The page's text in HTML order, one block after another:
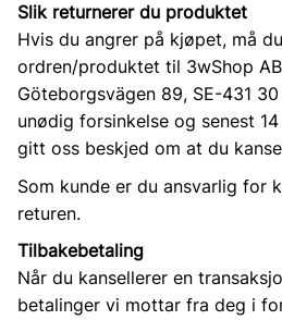
Slik returnerer du produktet
Hvis du angrer på kjøpet, må
ordren/produktet til 3wShop
Göteborgsvägen 89, SE-431
unødig forsinkelse og senest
gitt oss beskjed om at du
Som kunde er du ansvarlig for
returen.
Tilbakebetaling
Når du kansellerer en
betalinger vi mottar fra deg i